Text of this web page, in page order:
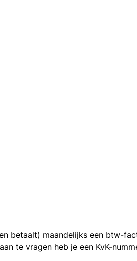
betaalt) maandelijks een btw-
te vragen heb je een KvK-